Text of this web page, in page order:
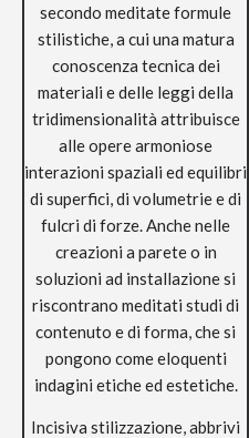
secondo meditate formule
stilistiche, a cui una matura
conoscenza tecnica dei
materiali e delle leggi della
tridimensionalità attribuisce
alle opere armoniose
interazioni spaziali ed equilibri
di superfici, di volumetrie e di
fulcri di forze. Anche nelle
creazioni a parete o in
soluzioni ad installazione si
riscontrano meditati studi di
contenuto e di forma, che si
pongono come eloquenti
indagini etiche ed estetiche.
Incisiva stilizzazione, abbrivi